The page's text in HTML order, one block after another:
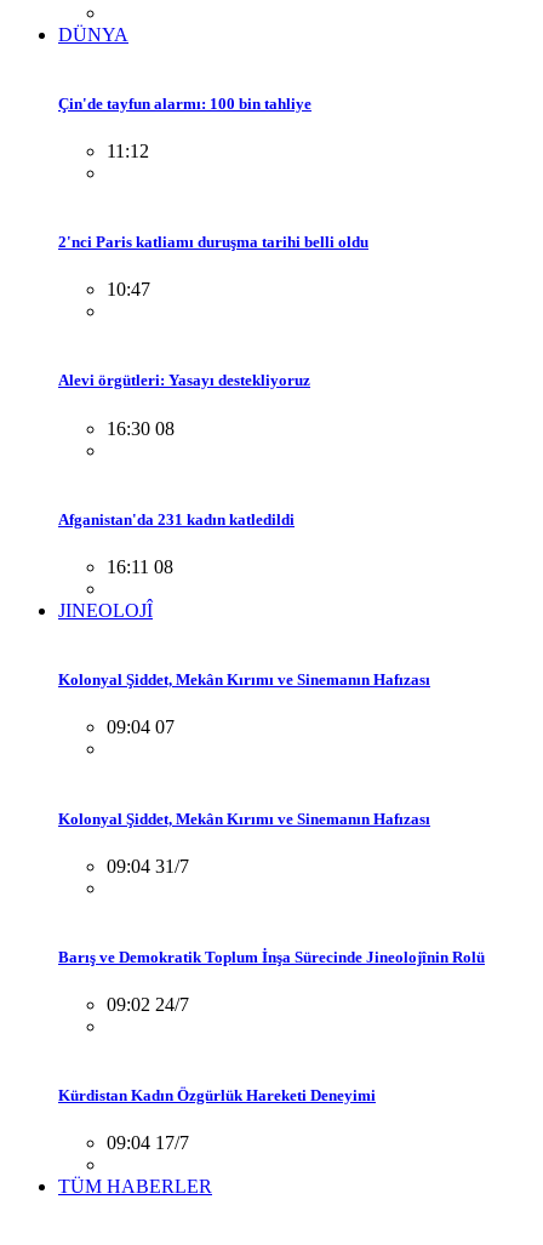
DÜNYA
Çin'de tayfun alarmı: 100 bin tahliye
11:12
2'nci Paris katliamı duruşma tarihi belli oldu
10:47
Alevi örgütleri: Yasayı destekliyoruz
16:30 08
Afganistan'da 231 kadın katledildi
16:11 08
JINEOLOJÎ
Kolonyal Şiddet, Mekân Kırımı ve Sinemanın Hafızası
09:04 07
Kolonyal Şiddet, Mekân Kırımı ve Sinemanın Hafızası
09:04 31/7
Barış ve Demokratik Toplum İnşa Sürecinde Jineolojînin Rolü
09:02 24/7
Kürdistan Kadın Özgürlük Hareketi Deneyimi
09:04 17/7
TÜM HABERLER